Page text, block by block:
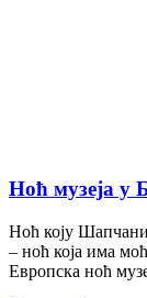
Ноћ музеја у
Ноћ коју
– ноћ која има
Европска ноћ